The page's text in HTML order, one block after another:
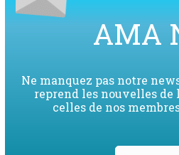
AMA
Ne manquez pas notre
reprend les nouvelles de
celles de nos